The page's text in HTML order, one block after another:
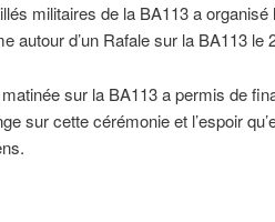
militaires de la BA113 a
autour d’un Rafale sur la BA113 le
sur la BA113 a permis de
sur cette cérémonie et l’espoir